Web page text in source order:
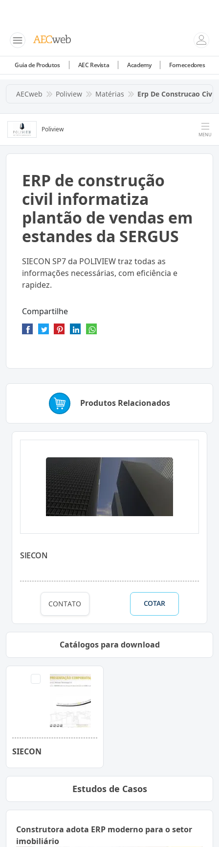
Guia de Produtos AEC Revista Academy Fornecedores
AECweb Poliview Matérias Erp De Construcao
Poliview
MENU
ERP de construção
civil informatiza
plantão de vendas em
estandes da SERGUS
SIECON SP7 da POLIVIEW traz todas as
informações necessárias, com eficiência e
rapidez.
Compartilhe
Produtos Relacionados
SIECON
CONTATO COTAR
Catálogos para download
SIECON
Estudos de Casos
Construtora adota ERP moderno para o setor
imobiliário